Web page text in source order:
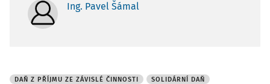
Ing. Pavel Šámal
DAŇ Z PŘÍJMU ZE ZÁVISLÉ ČINNOSTI
SOLIDÁRNÍ DAŇ